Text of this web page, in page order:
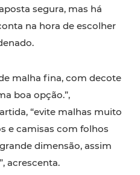
segura, mas há
na hora de escolher
malha fina, com decote
boa opção.”,
“evite malhas muito
e camisas com folhos
dimensão, assim
acrescenta.